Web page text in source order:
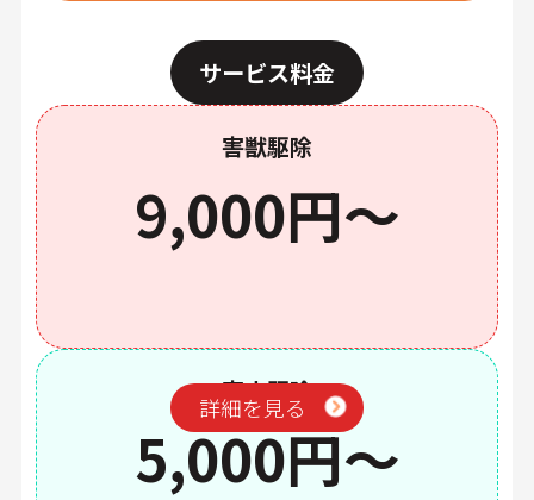
サービス料金
害獣駆除
9,000円～
詳細を見る
害虫駆除
5,000円～